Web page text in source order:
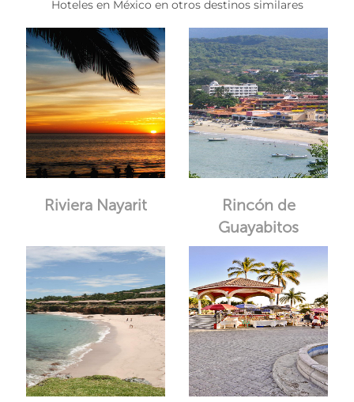
Hoteles en México en otros destinos similares
Riviera Nayarit
Rincón de
Guayabitos